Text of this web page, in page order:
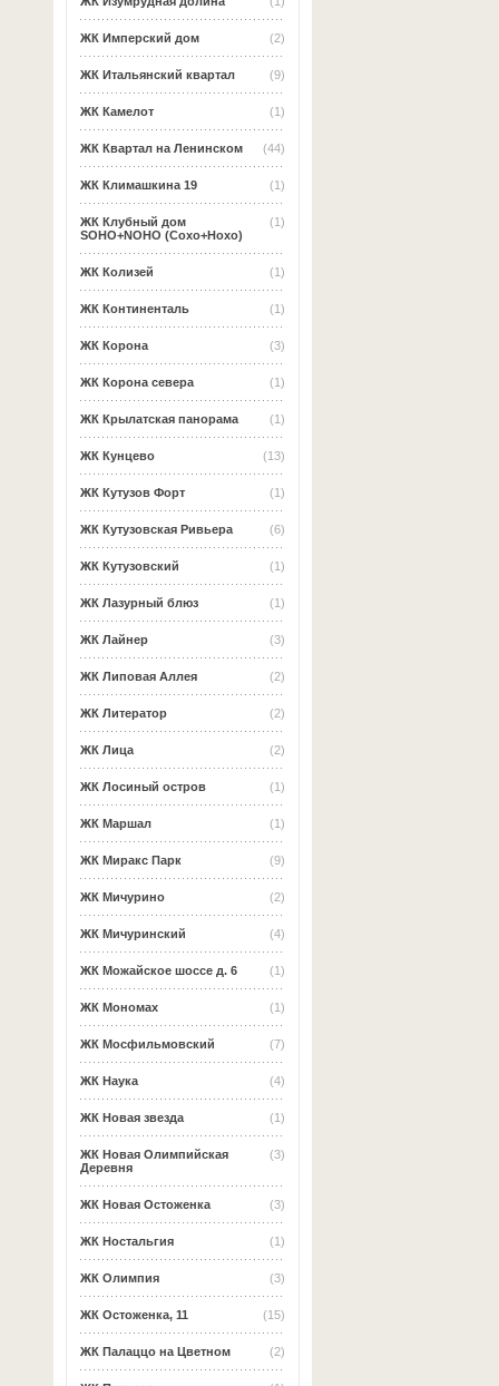
(2)
ЖК Имперский дом
(9)
ЖК Итальянский квартал
(1)
ЖК Камелот
(44)
ЖК Квартал на Ленинском
(1)
ЖК Климашкина 19
(1)
ЖК Клубный дом
SOHO+NOHO (Сохо+Нохо)
(1)
ЖК Колизей
(1)
ЖК Континенталь
(3)
ЖК Корона
(1)
ЖК Корона севера
(1)
ЖК Крылатская панорама
(13)
ЖК Кунцево
(1)
ЖК Кутузов Форт
(6)
ЖК Кутузовская Ривьера
(1)
ЖК Кутузовский
(1)
ЖК Лазурный блюз
(3)
ЖК Лайнер
(2)
ЖК Липовая Аллея
(2)
ЖК Литератор
(2)
ЖК Лица
(1)
ЖК Лосиный остров
(1)
ЖК Маршал
(9)
ЖК Миракс Парк
(2)
ЖК Мичурино
(4)
ЖК Мичуринский
(1)
ЖК Можайское шоссе д. 6
(1)
ЖК Мономах
(7)
ЖК Мосфильмовский
(4)
ЖК Наука
(1)
ЖК Новая звезда
(3)
ЖК Новая Олимпийская
Деревня
(3)
ЖК Новая Остоженка
(1)
ЖК Ностальгия
(3)
ЖК Олимпия
(15)
ЖК Остоженка, 11
(2)
ЖК Палаццо на Цветном